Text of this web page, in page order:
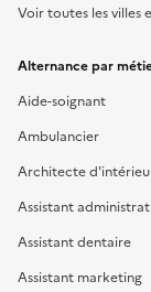
Voir toutes les villes
Alternance par
Aide-soignant
Ambulancier
Architecte
Assistant
Assistant dentaire
Assistant marketing